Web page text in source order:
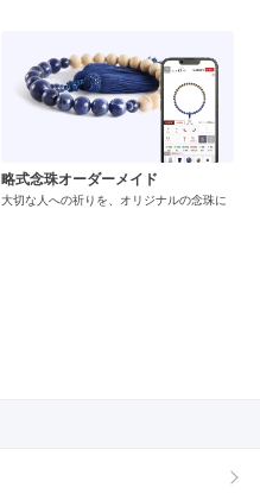
略式念珠オーダーメイド
大切な人への祈りを、オリジナルの念珠に